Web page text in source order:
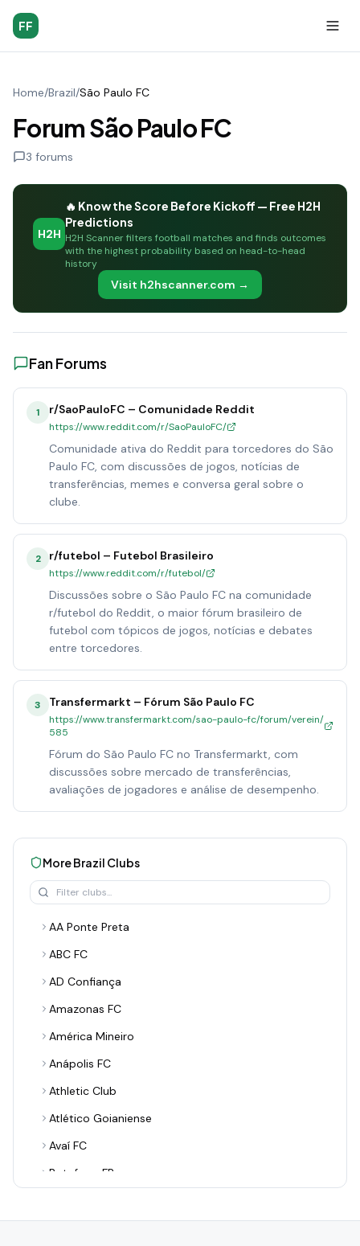
FF
Home/Brazil/São Paulo FC
Forum São Paulo FC
3 forums
H2H
🔥 Know the Score Before Kickoff — Free H2H
Predictions
H2H Scanner filters football matches and finds outcomes
with the highest probability based on head-to-head
history
Visit h2hscanner.com →
Fan Forums
1 r/SaoPauloFC – Comunidade Reddit
https://www.reddit.com/r/SaoPauloFC/
Comunidade ativa do Reddit para torcedores do São
Paulo FC, com discussões de jogos, notícias de
transferências, memes e conversa geral sobre o
clube.
2 r/futebol – Futebol Brasileiro
https://www.reddit.com/r/futebol/
Discussões sobre o São Paulo FC na comunidade
r/futebol do Reddit, o maior fórum brasileiro de
futebol com tópicos de jogos, notícias e debates
entre torcedores.
3 Transfermarkt – Fórum São Paulo FC
https://www.transfermarkt.com/sao-paulo-fc/forum/verein/
585
Fórum do São Paulo FC no Transfermarkt, com
discussões sobre mercado de transferências,
avaliações de jogadores e análise de desempenho.
MoreBrazil Clubs
AA Ponte Preta
ABC FC
AD Confiança
Amazonas FC
América Mineiro
Anápolis FC
Athletic Club
Atlético Goianiense
Avaí FC
Botafogo FR